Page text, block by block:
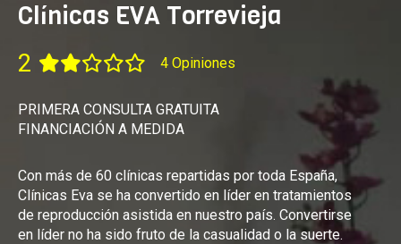
Clínicas EVA Torrevieja
2 4 Opiniones
PRIMERA CONSULTA GRATUITA
FINANCIACIÓN A MEDIDA
Con más de 60 clínicas repartidas por toda España,
Clínicas Eva se ha convertido en líder en tratamientos
de reproducción asistida en nuestro país. Convertirse
en líder no ha sido fruto de la casualidad o la suerte.